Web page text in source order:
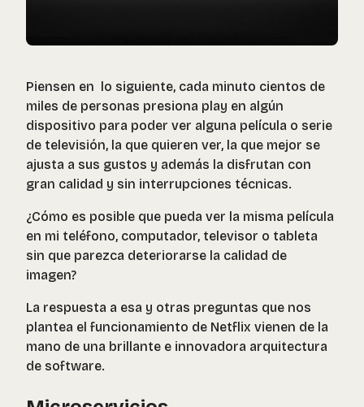
Piensen en lo siguiente, cada minuto cientos de
miles de personas presiona play en algún
dispositivo para poder ver alguna película o serie
de televisión, la que quieren ver, la que mejor se
ajusta a sus gustos y además la disfrutan con
gran calidad y sin interrupciones técnicas.
¿Cómo es posible que pueda ver la misma película
en mi teléfono, computador, televisor o tableta
sin que parezca deteriorarse la calidad de
imagen?
La respuesta a esa y otras preguntas que nos
plantea el funcionamiento de Netflix vienen de la
mano de una brillante e innovadora arquitectura
de software.